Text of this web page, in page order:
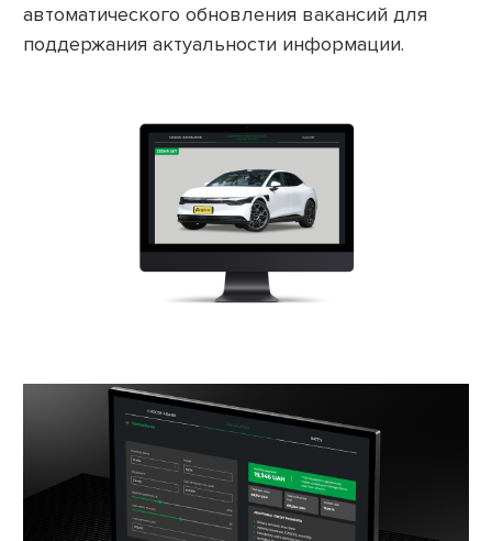
автоматического обновления вакансий для
поддержания актуальности информации.